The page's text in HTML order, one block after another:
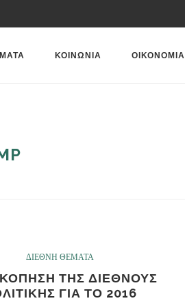
ΚΟΙΝΩΝΙΑ ΟΙΚΟΝΟΜΙΑ
ΔΙΕΘΝΗ ΘΕΜΑΤΑ
ΤΗΣ ΔΙΕΘΝΟΥΣ
ΓΙΑ ΤΟ 2016